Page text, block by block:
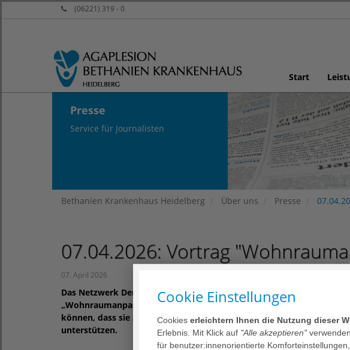
(06221) 319 - 0
Start
Presse
Service für Journalisten
Bethanien Krankenhaus Heidelberg Über uns Presse
07.04.2026: Vortrag
07. April 2026
Das Netzwerk Demenz Heidelberg lädt zu einem informativen Vortrag
„Wohnraumanpassung im Alter“ ein. Im Mittelpunkt steht die Frage,
können, dass sie Sicherheit, Selbstständigkeit und Lebensqualität
unterstützen.
Cookie Einstellungen
Cookies erleichtern Ihnen die Nutzung dieser
Erlebnis. Mit Klick auf "Alle akzeptieren"
für benutzer:innenorientierte